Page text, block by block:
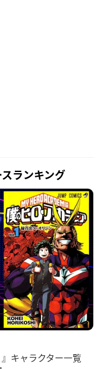
ランキング
』キャラクター一覧